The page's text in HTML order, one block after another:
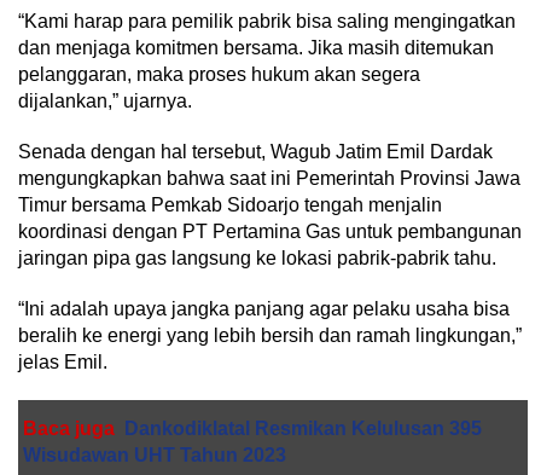
“Kami harap para pemilik pabrik bisa saling mengingatkan
dan menjaga komitmen bersama. Jika masih ditemukan
pelanggaran, maka proses hukum akan segera
dijalankan,” ujarnya.
Senada dengan hal tersebut, Wagub Jatim Emil Dardak
mengungkapkan bahwa saat ini Pemerintah Provinsi Jawa
Timur bersama Pemkab Sidoarjo tengah menjalin
koordinasi dengan PT Pertamina Gas untuk pembangunan
jaringan pipa gas langsung ke lokasi pabrik-pabrik tahu.
“Ini adalah upaya jangka panjang agar pelaku usaha bisa
beralih ke energi yang lebih bersih dan ramah lingkungan,”
jelas Emil.
Baca juga
Dankodiklatal Resmikan Kelulusan 395
Wisudawan UHT Tahun 2023